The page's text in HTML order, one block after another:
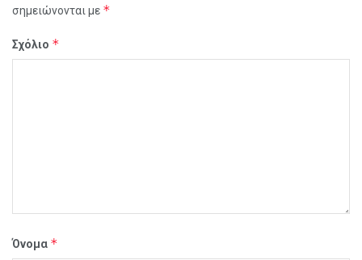
σημειώνονται με *
Σχόλιο *
Όνομα *